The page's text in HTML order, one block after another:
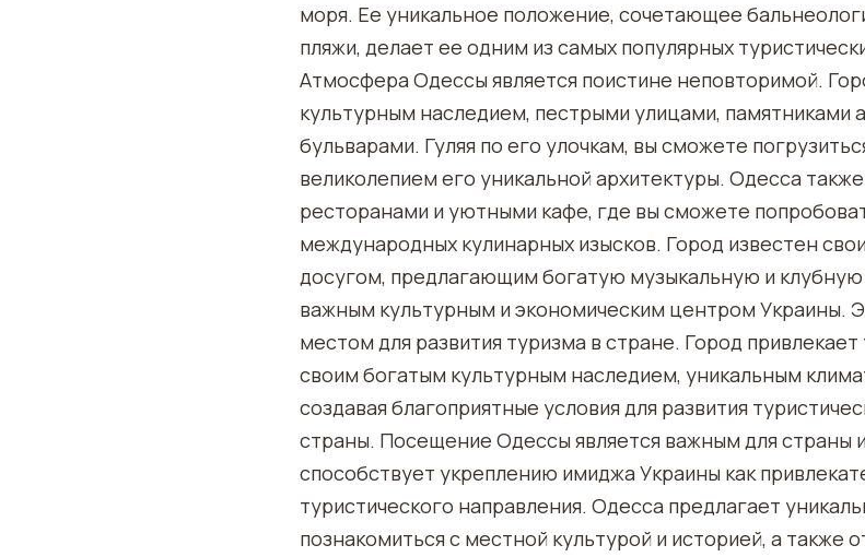
моря. Ее уникальное положение, сочетающее
пляжи, делает ее одним из самых популярных
Атмосфера Одессы является поистине неповторимой.
культурным наследием, пестрыми улицами, памятниками
бульварами. Гуляя по его улочкам, вы сможете
великолепием его уникальной архитектуры. Одесса
ресторанами и уютными кафе, где вы сможете
международных кулинарных изысков. Город известен
досугом, предлагающим богатую музыкальную и клубную
важным культурным и экономическим центром Украины.
местом для развития туризма в стране. Город
своим богатым культурным наследием, уникальным
создавая благоприятные условия для развития
страны. Посещение Одессы является важным для страны
способствует укреплению имиджа Украины как
туристического направления. Одесса предлагает
познакомиться с местной культурой и историей, а также